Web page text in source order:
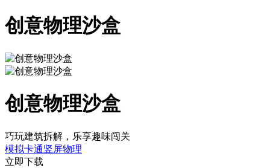
创意物理沙盒
创意物理沙盒
巧玩建筑拆解，乐享趣味闯关
模拟卡通竖屏物理
立即下载